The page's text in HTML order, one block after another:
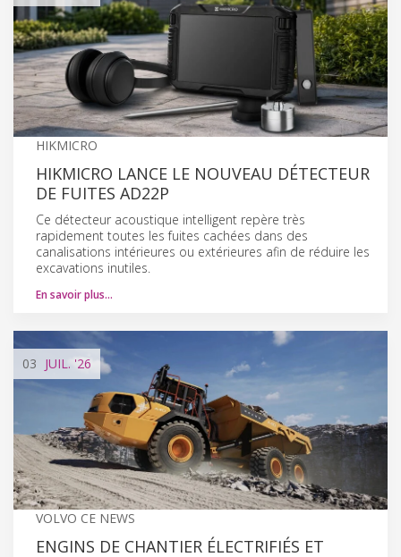
HIKMICRO
HIKMICRO LANCE LE NOUVEAU DÉTECTEUR
DE FUITES AD22P
Ce détecteur acoustique intelligent repère très
rapidement toutes les fuites cachées dans des
canalisations intérieures ou extérieures afin de réduire les
excavations inutiles.
En savoir plus…
03 JUIL. '26
VOLVO CE NEWS
ENGINS DE CHANTIER ÉLECTRIFIÉS ET